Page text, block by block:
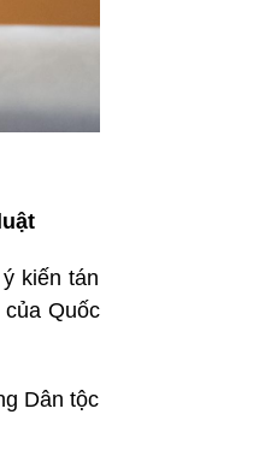
kiến tán
Quốc
Dân tộc